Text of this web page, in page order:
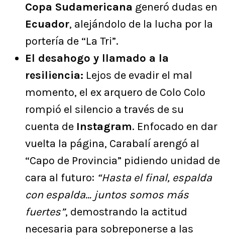
Copa Sudamericana generó dudas en
Ecuador, alejándolo de la lucha por la
portería de “La Tri”.
El desahogo y llamado a la
resiliencia: Lejos de evadir el mal
momento, el ex arquero de Colo Colo
rompió el silencio a través de su
cuenta de Instagram. Enfocado en dar
vuelta la página, Carabalí arengó al
“Capo de Provincia” pidiendo unidad de
cara al futuro: “Hasta el final, espalda
con espalda… juntos somos más
fuertes”, demostrando la actitud
necesaria para sobreponerse a las